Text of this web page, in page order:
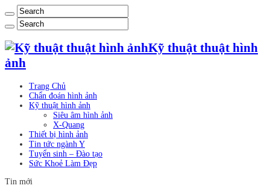
Kỹ thuật thuật hình
ảnh
Trang Chủ
Chẩn đoán hình ảnh
Kỹ thuật hình ảnh
Siêu âm hình ảnh
X-Quang
Thiết bị hình ảnh
Tin tức ngành Y
Tuyển sinh – Đào tạo
Sức Khoẻ Làm Đẹp
Tin mới